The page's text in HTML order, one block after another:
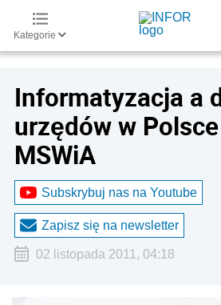
Kategorie
Informatyzacja a
urzędów w
MSWiA
Subskrybuj nas na Youtube
Zapisz się na newsletter
02 listopada 2011, 04:18